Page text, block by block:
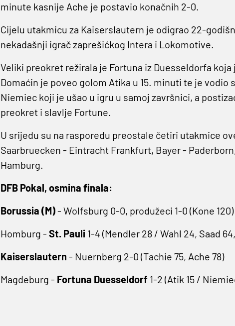
minute kasnije Ache je postavio konačnih 2-0.
Cijelu utakmicu za Kaiserslautern je odigrao 22-
nekadašnji igrač zaprešićkog Intera i Lokomotive.
Veliki preokret režirala je Fortuna iz Duesseldorfa
Domaćin je poveo golom Atika u 15. minuti te je vodio
Niemiec koji je ušao u igru u samoj završnici, a
preokret i slavlje Fortune.
U srijedu su na rasporedu preostale četiri utakmice
Saarbruecken - Eintracht Frankfurt, Bayer -
Hamburg.
DFB Pokal, osmina finala:
Borussia (M)- Wolfsburg 0-0, produžeci 1-0 (Kone 120)
Homburg - St. Pauli 1-4 (Mendler 28 / Wahl 24, Saad
Kaiserslautern - Nuernberg 2-0 (Tachie 75, Ache 78)
Magdeburg - Fortuna Duesseldorf 1-2 (Atik 15 /